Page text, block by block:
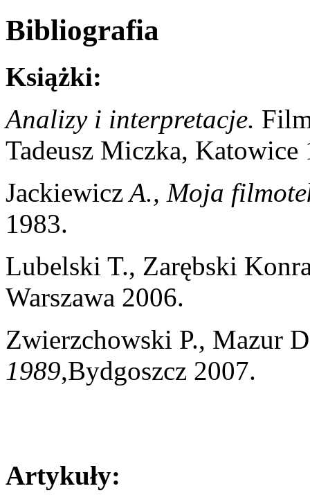
Bibliografia
Książki:
Analizy i interpretacje.
Tadeusz Miczka, Katowice
JackiewiczA., Moja
1983.
Lubelski T., Zarębski
Warszawa 2006.
Zwierzchowski P., Mazur
1989,Bydgoszcz 2007.
Artykuły: